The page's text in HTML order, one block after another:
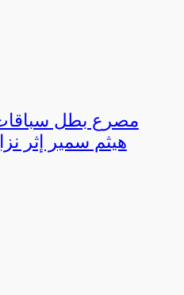
مصرع بطل
هيثم سمير إثر